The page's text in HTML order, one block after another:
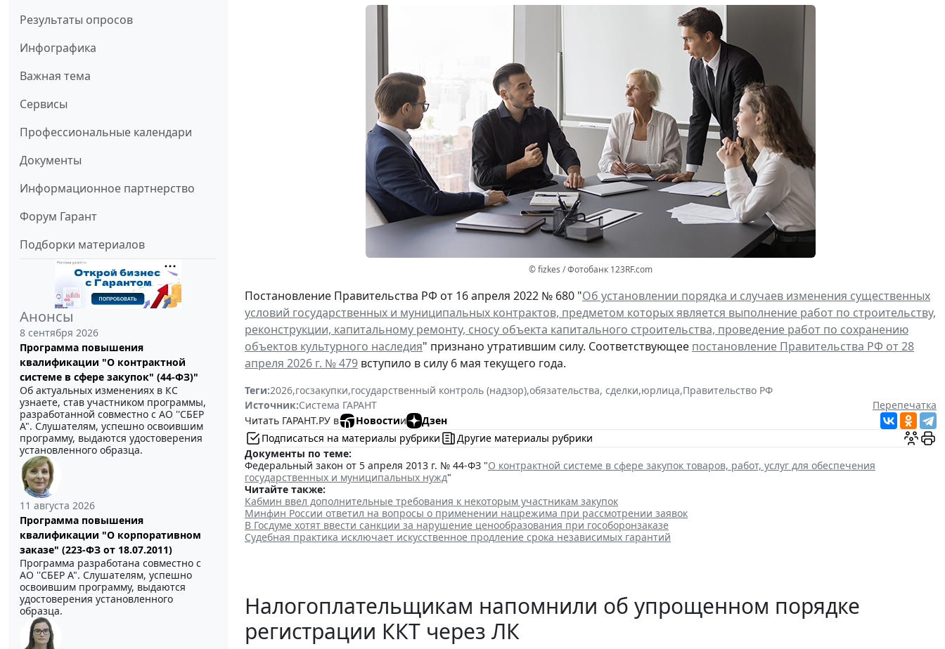
Результаты опросов
Инфографика
Важная тема
Сервисы
Профессиональные календари
Документы
Информационное партнерство
Форум Гарант
Подборки материалов
Анонсы
8 сентября 2026
Программа повышения
квалификации "О контрактной
системе в сфере закупок" (44-ФЗ)"
Об актуальных изменениях в КС
узнаете, став участником программы,
разработанной совместно с АО ''СБЕР
А". Слушателям, успешно освоившим
программу, выдаются удостоверения
установленного образца.
11 августа 2026
Программа повышения
квалификации "О корпоративном
заказе" (223-ФЗ от 18.07.2011)
Программа разработана совместно с
АО ''СБЕР А". Слушателям, успешно
освоившим программу, выдаются
удостоверения установленного
образца.
© fizkes / Фотобанк 123RF.com
Постановление Правительства РФ от 16 апреля 2022 № 680 "Об установлении порядка и случаев изменения существенных
условий государственных и муниципальных контрактов, предметом которых является выполнение работ по строительству,
реконструкции, капитальному ремонту, сносу объекта капитального строительства, проведение работ по сохранению
объектов культурного наследия" признано утратившим силу. Соответствующее постановление Правительства РФ от 28
апреля 2026 г. № 479 вступило в силу 6 мая текущего года.
Теги:2026,госзакупки,государственный контроль (надзор),обязательства, сделки,юрлица,Правительство РФ
Источник:Система ГАРАНТ
Перепечатка
Читать ГАРАНТ.РУ в
Новостии
Дзен
Подписаться на материалы рубрики
Другие материалы рубрики
Документы по теме:
Федеральный закон от 5 апреля 2013 г. № 44-ФЗ "О контрактной системе в сфере закупок товаров, работ, услуг для обеспечения
государственных и муниципальных нужд"
Читайте также:
Кабмин ввел дополнительные требования к некоторым участникам закупок
Минфин России ответил на вопросы о применении нацрежима при рассмотрении заявок
В Госдуме хотят ввести санкции за нарушение ценообразования при гособоронзаказе
Судебная практика исключает искусственное продление срока независимых гарантий
Налогоплательщикам напомнили об упрощенном порядке
регистрации ККТ через ЛК